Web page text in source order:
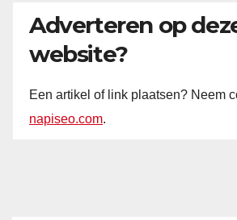
Adverteren op
website?
Een artikel of link plaatsen? Neem
napiseo.com.